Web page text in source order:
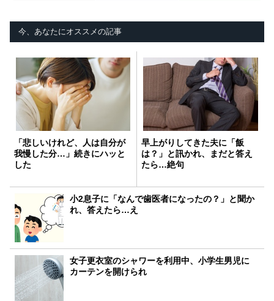
今、あなたにオススメの記事
「悲しいけれど、人は自分が
我慢した分…」続きにハッと
した
早上がりしてきた夫に「飯
は？」と訊かれ、まだと答え
たら…絶句
小2息子に「なんで歯医者になったの？」と聞か
れ、答えたら…え
女子更衣室のシャワーを利用中、小学生男児に
カーテンを開けられ